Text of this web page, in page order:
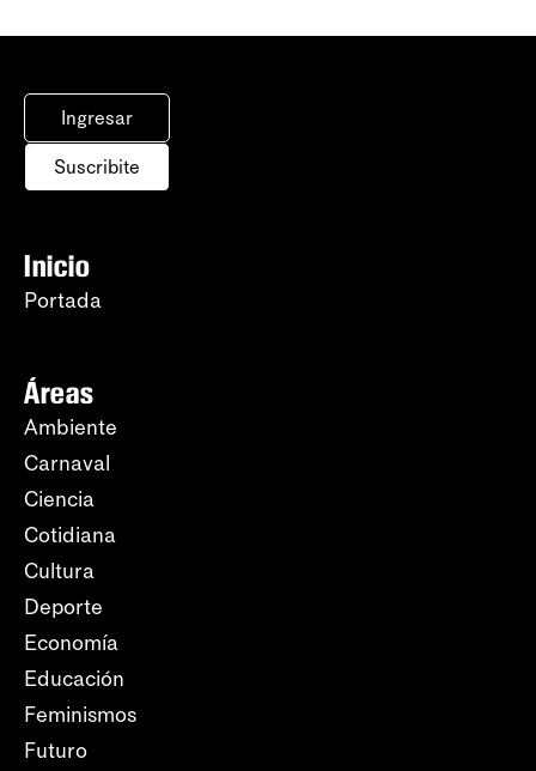
Ingresar
Suscribite
Inicio
Portada
Áreas
Ambiente
Carnaval
Ciencia
Cotidiana
Cultura
Deporte
Economía
Educación
Feminismos
Futuro